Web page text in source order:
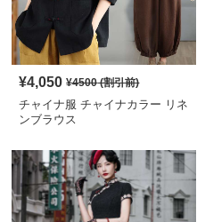
¥4,050 ¥4500(割引前)
チャイナ服 チャイナカラー リネ
ンブラウス